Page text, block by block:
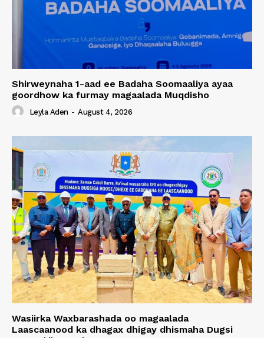
Shirweynaha 1-aad ee Badaha Soomaaliya ayaa
goordhow ka furmay magaalada Muqdisho
Leyla Aden - August 4, 2026
Wasiirka Waxbarashada oo magaalada
Laascaanood ka dhagax dhigay dhismaha Dugsi